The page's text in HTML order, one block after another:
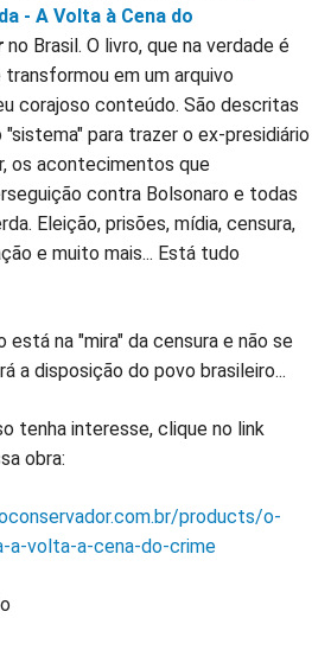
- A Volta à Cena do
no Brasil. O livro, que na verdade é
em um arquivo
corajoso conteúdo. São descritas
para trazer o ex-presidiário
os acontecimentos que
contra Bolsonaro e todas
Eleição, prisões, mídia, censura,
e muito mais... Está tudo
está na "mira" da censura e não se
a disposição do povo brasileiro...
tenha interesse, clique no link
obra:
products/o-
a-volta-a-cena-do-crime